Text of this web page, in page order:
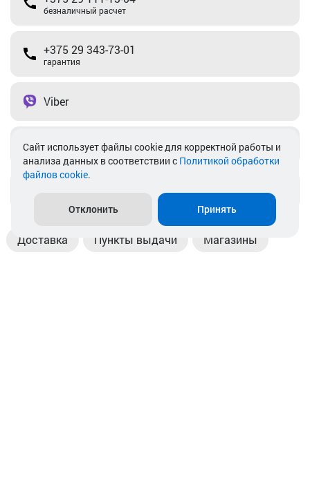
безналичный расчет
+375 29 343-73-01
гарантия
Viber
Telegram
Доставка Пункты выдачи Магазины
Cайт использует файлы cookie для корректной работы и
анализа данных в соответствии с Политикой обработки
файлов cookie.
Отклонить Принять